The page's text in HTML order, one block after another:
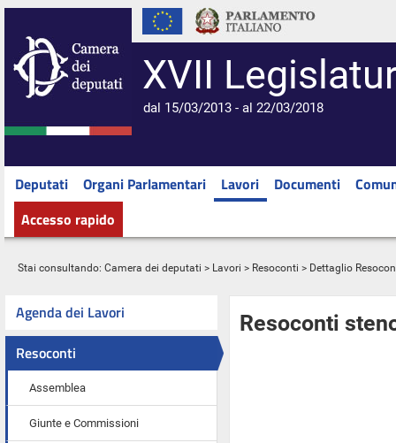
XVII
dal 15/03/2013 - al 22/03/2018
Deputati Organi Parlamentari Lavori Documenti
Accesso rapido
Stai consultando: Camera dei deputati > Lavori > Resoconti > Dettaglio
Agenda dei Lavori
Resoconti
Assemblea
Giunte e Commissioni
Resoconti